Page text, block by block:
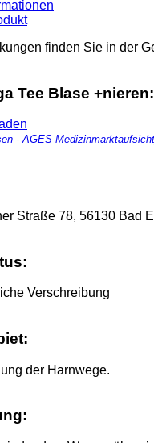
finden Sie in der
Tee Blase +nieren:
- AGES Medizinmarktaufsicht
Straße 78, 56130 Bad
Verschreibung
der Harnwege.